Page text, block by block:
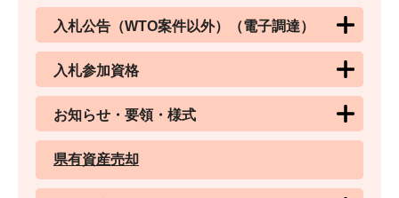
入札公告（WTO案件以外）（電子調達）
入札参加資格
お知らせ・要領・様式
県有資産売却